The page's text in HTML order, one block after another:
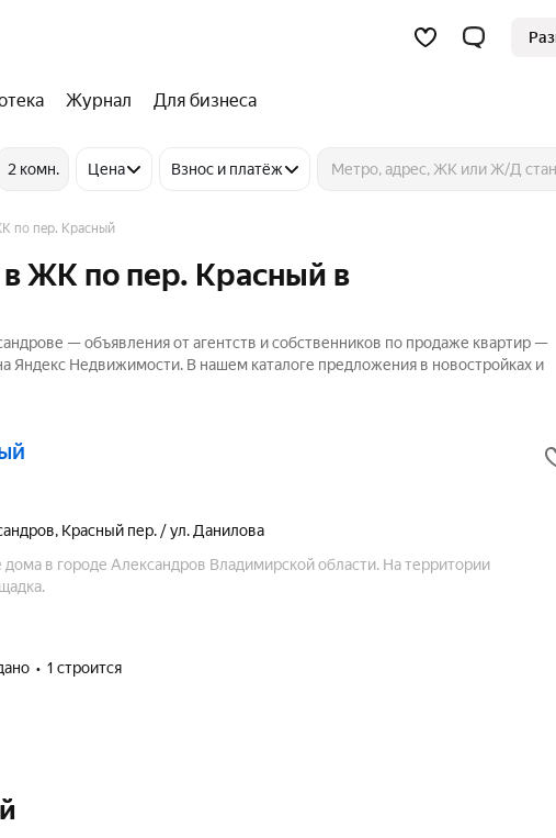
Журнал Для бизнеса
2 комн. Цена Взнос и платёж
по пер. Красный
ЖК по пер. Красный в
— объявления от агентств и собственников по продаже квартир —
Яндекс Недвижимости. В нашем каталоге предложения в новостройках и
, Красный пер. / ул. Данилова
в городе Александров Владимирской области. На территории
1 строится